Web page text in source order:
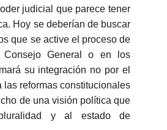
judicial que parece tener
Hoy se deberían de buscar
que se active el proceso de
Consejo General o en los
su integración no por el
las reformas constitucionales
de una visión política que
y al estado de